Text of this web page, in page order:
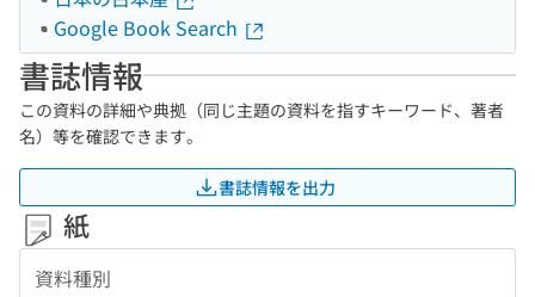
Google Book Search
書誌情報
この資料の詳細や典拠（同じ主題の資料を指すキーワード、著者
名）等を確認できます。
書誌情報を出力
紙
資料種別